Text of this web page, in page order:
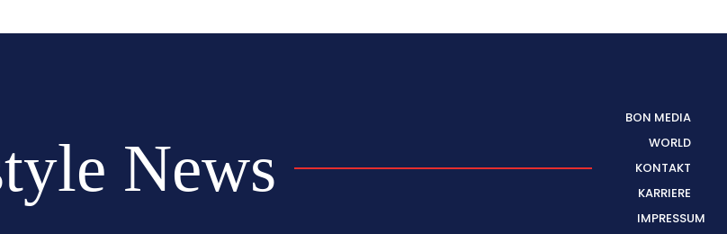
News
BON MEDIA
WORLD
KONTAKT
KARRIERE
IMPRESSUM